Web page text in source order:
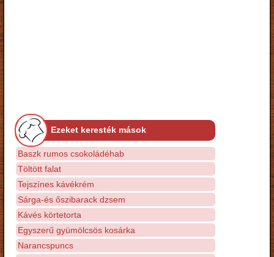
Ezeket keresték mások
Baszk rumos csokoládéhab
Töltött falat
Tejszínes kávékrém
Sárga-és őszibarack dzsem
Kávés körtetorta
Egyszerű gyümölcsös kosárka
Narancspuncs